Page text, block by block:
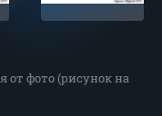
фото (рисунок на